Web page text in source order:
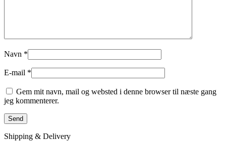
Navn *
E-mail *
Gem mit navn, mail og websted i denne browser til næste gang
jeg kommenterer.
Shipping & Delivery